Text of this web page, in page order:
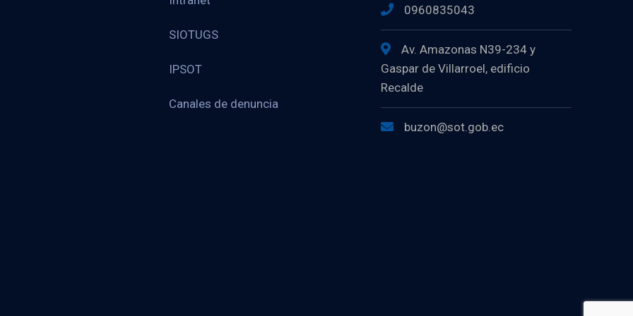
SIOTUGS
IPSOT
Canales de denuncia
0960835043
Av. Amazonas N39-234 y
Gaspar de Villarroel, edificio
Recalde
buzon@sot.gob.ec